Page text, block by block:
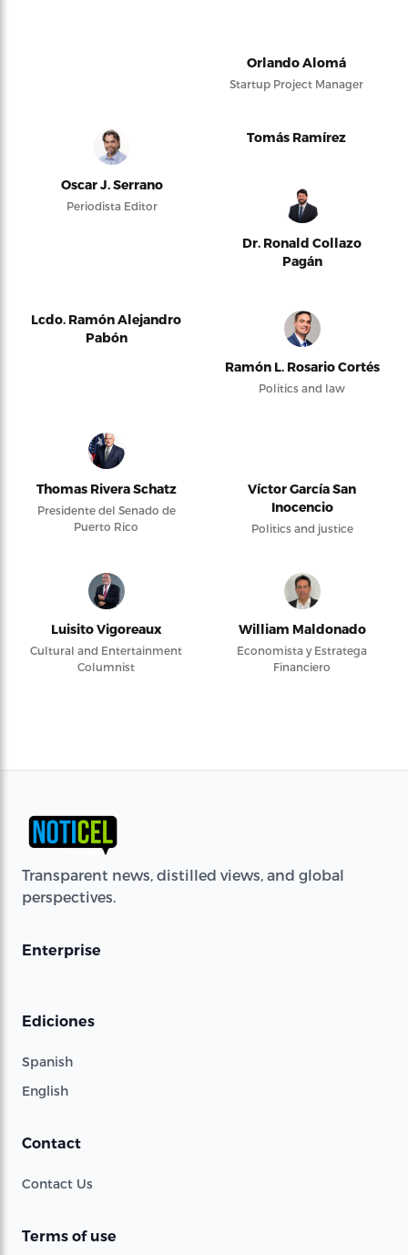
Orlando Alomá
Startup Project Manager
Oscar J. Serrano
Periodista Editor
Tomás Ramírez
Dr. Ronald Collazo
Pagán
Lcdo. Ramón Alejandro
Pabón
Ramón L. Rosario Cortés
Politics and law
Thomas Rivera Schatz
Presidente del Senado de
Puerto Rico
Víctor García San
Inocencio
Politics and justice
Luisito Vigoreaux
Cultural and Entertainment
Columnist
William Maldonado
Economista y Estratega
Financiero
Transparent news, distilled views, and global
perspectives.
Enterprise
Ediciones
Spanish
English
Contact
Contact Us
Terms of use